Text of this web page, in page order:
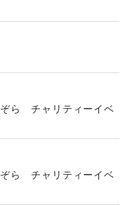
ら チャリティーイベ
ら チャリティーイベ